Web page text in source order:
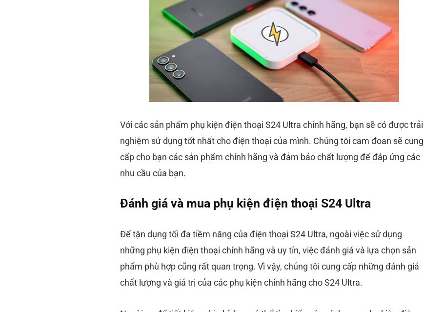
Với các sản phẩm phụ kiện điện thoại S24 Ultra chính hãng, bạn sẽ có được trải
nghiệm sử dụng tốt nhất cho điện thoại của mình. Chúng tôi cam đoan sẽ cung
cấp cho bạn các sản phẩm chính hãng và đảm bảo chất lượng để đáp ứng các
nhu cầu của bạn.
Đánh giá và mua phụ kiện điện thoại S24 Ultra
Để tận dụng tối đa tiềm năng của điện thoại S24 Ultra, ngoài việc sử dụng
những phụ kiện điện thoại chính hãng và uy tín, việc đánh giá và lựa chọn sản
phẩm phù hợp cũng rất quan trọng. Vì vậy, chúng tôi cung cấp những đánh giá
chất lượng và giá trị của các phụ kiện chính hãng cho S24 Ultra.